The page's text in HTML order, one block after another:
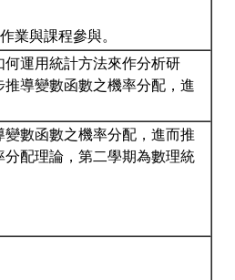
業與課程參與。
運用統計方法來作分析研
導變數函數之機率分配，進
數函數之機率分配，進而推
配理論，第二學期為數理統